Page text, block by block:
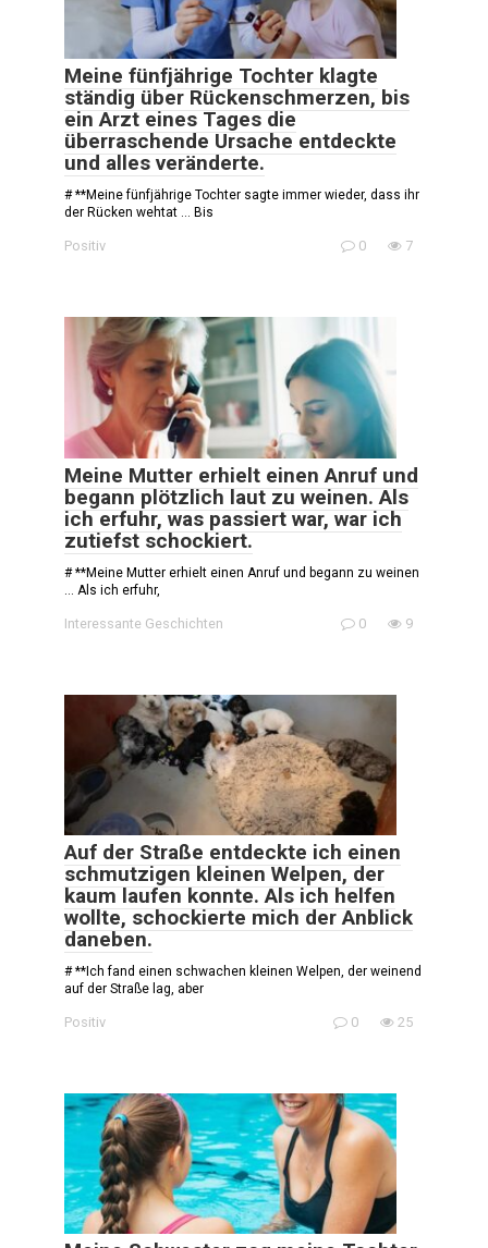
Meine fünfjährige Tochter klagte
ständig über Rückenschmerzen, bis
ein Arzt eines Tages die
überraschende Ursache entdeckte
und alles veränderte.
# **Meine fünfjährige Tochter sagte immer wieder, dass ihr
der Rücken wehtat … Bis
Positiv 0 7
Meine Mutter erhielt einen Anruf und
begann plötzlich laut zu weinen. Als
ich erfuhr, was passiert war, war ich
zutiefst schockiert.
# **Meine Mutter erhielt einen Anruf und begann zu weinen
… Als ich erfuhr,
Interessante Geschichten 0 9
Auf der Straße entdeckte ich einen
schmutzigen kleinen Welpen, der
kaum laufen konnte. Als ich helfen
wollte, schockierte mich der Anblick
daneben.
# **Ich fand einen schwachen kleinen Welpen, der weinend
auf der Straße lag, aber
Positiv 0 25